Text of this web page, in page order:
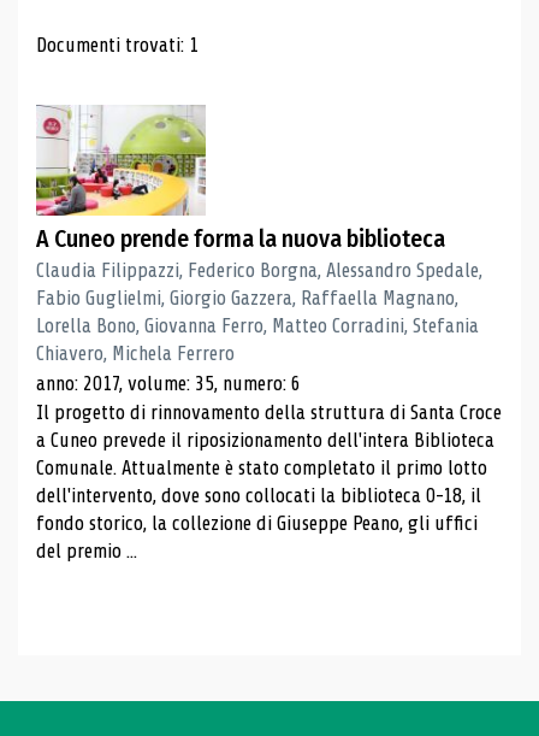
Risultati di ricerca
Documenti trovati: 1
A Cuneo prende forma la nuova biblioteca
Claudia Filippazzi, Federico Borgna, Alessandro Spedale,
Fabio Guglielmi, Giorgio Gazzera, Raffaella Magnano,
Lorella Bono, Giovanna Ferro, Matteo Corradini, Stefania
Chiavero, Michela Ferrero
anno: 2017, volume: 35, numero: 6
Il progetto di rinnovamento della struttura di Santa Croce
a Cuneo prevede il riposizionamento dell'intera Biblioteca
Comunale. Attualmente è stato completato il primo lotto
dell'intervento, dove sono collocati la biblioteca 0-18, il
fondo storico, la collezione di Giuseppe Peano, gli uffici
del premio ...